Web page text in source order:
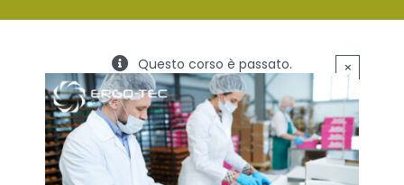
SERVIZI
FORMAZIONE
NEWS
Questo corso è passato. ×